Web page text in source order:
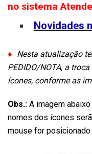
no sistema
Novidades
♦ Nesta atualização
PEDIDO/NOTA, a
ícones, conforme as
Obs.: A imagem
nomes dos ícones
mouse for posicionado